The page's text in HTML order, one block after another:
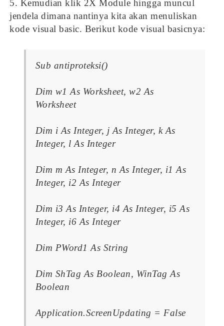
5. Kemudian klik 2X Module hingga muncul
jendela dimana nantinya kita akan menuliskan
kode visual basic. Berikut kode visual basicnya:
Sub antiproteksi()
Dim w1 As Worksheet, w2 As
Worksheet
Dim i As Integer, j As Integer, k As
Integer, l As Integer
Dim m As Integer, n As Integer, i1 As
Integer, i2 As Integer
Dim i3 As Integer, i4 As Integer, i5 As
Integer, i6 As Integer
Dim PWord1 As String
Dim ShTag As Boolean, WinTag As
Boolean
Application.ScreenUpdating = False